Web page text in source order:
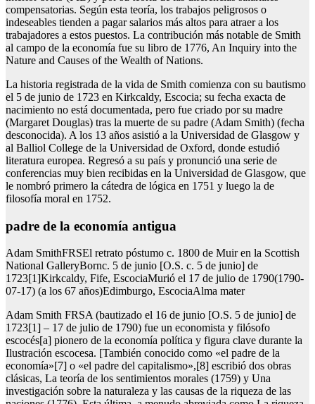
compensatorias. Según esta teoría, los trabajos peligrosos o
indeseables tienden a pagar salarios más altos para atraer a los
trabajadores a estos puestos. La contribución más notable de Smith
al campo de la economía fue su libro de 1776, An Inquiry into the
Nature and Causes of the Wealth of Nations.
La historia registrada de la vida de Smith comienza con su bautismo
el 5 de junio de 1723 en Kirkcaldy, Escocia; su fecha exacta de
nacimiento no está documentada, pero fue criado por su madre
(Margaret Douglas) tras la muerte de su padre (Adam Smith) (fecha
desconocida). A los 13 años asistió a la Universidad de Glasgow y
al Balliol College de la Universidad de Oxford, donde estudió
literatura europea. Regresó a su país y pronunció una serie de
conferencias muy bien recibidas en la Universidad de Glasgow, que
le nombró primero la cátedra de lógica en 1751 y luego la de
filosofía moral en 1752.
padre de la economía antigua
Adam SmithFRSEl retrato póstumo c. 1800 de Muir en la Scottish
National GalleryBornc. 5 de junio [O.S. c. 5 de junio] de
1723[1]Kirkcaldy, Fife, EscociaMurió el 17 de julio de 1790(1790-
07-17) (a los 67 años)Edimburgo, EscociaAlma mater
Adam Smith FRSA (bautizado el 16 de junio [O.S. 5 de junio] de
1723[1] – 17 de julio de 1790) fue un economista y filósofo
escocés[a] pionero de la economía política y figura clave durante la
Ilustración escocesa. [También conocido como «el padre de la
economía»[7] o «el padre del capitalismo»,[8] escribió dos obras
clásicas, La teoría de los sentimientos morales (1759) y Una
investigación sobre la naturaleza y las causas de la riqueza de las